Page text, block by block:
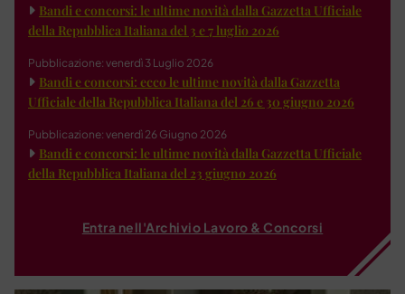
Bandi e concorsi: le ultime novità dalla Gazzetta Ufficiale
della Repubblica Italiana del 3 e 7 luglio 2026
Pubblicazione: venerdì 3 Luglio 2026
Bandi e concorsi: ecco le ultime novità dalla Gazzetta
Ufficiale della Repubblica Italiana del 26 e 30 giugno 2026
Pubblicazione: venerdì 26 Giugno 2026
Bandi e concorsi: le ultime novità dalla Gazzetta Ufficiale
della Repubblica Italiana del 23 giugno 2026
Entra nell'Archivio Lavoro & Concorsi